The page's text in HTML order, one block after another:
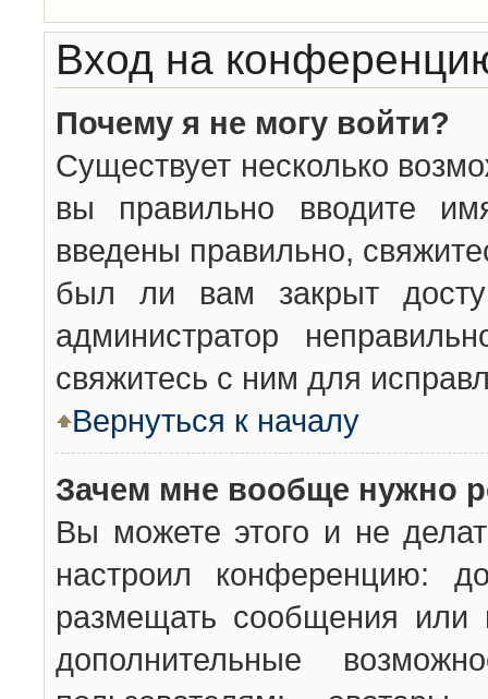
Вход на
Почему я не могу войти?
Существует несколько
вы правильно вводите
введены правильно,
был ли вам закрыт
администратор
свяжитесь с ним для
Вернуться к началу
Зачем мне вообще нужно
Вы можете этого и не
настроил конференцию:
размещать сообщения или
дополнительные